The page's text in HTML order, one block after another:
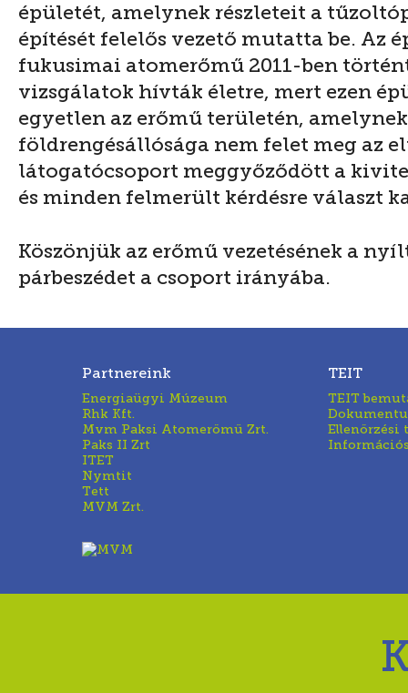
épületét, amelynek részleteit a
építését felelős vezető mutatta be. Az
fukusimai atomerőmű 2011-ben
vizsgálatok hívták életre, mert ezen
egyetlen az erőmű területén, amelynek
földrengésállósága nem felet meg az
látogatócsoport meggyőződött a
és minden felmerült kérdésre választ
Köszönjük az erőmű vezetésének a
párbeszédet a csoport irányába.
Partnereink
Energiaügyi Múzeum
Rhk Kft.
Mvm Paksi Atomerőmű Zrt.
Paks II Zrt
ITET
Nymtit
Tett
MVM Zrt.
TEIT
TEIT
Ellenőrzési